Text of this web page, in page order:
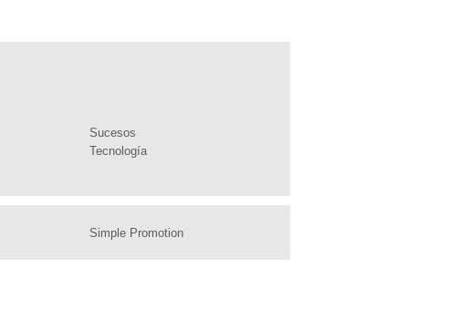
Sucesos
Tecnología
Simple Promotion